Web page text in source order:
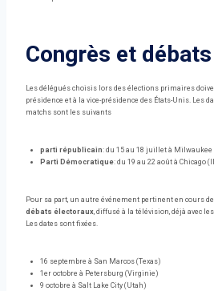
Congrès et
Les délégués choisis lors des élections primaires
présidence et à la vice-présidence des États-Unis. Les
matchs sont les suivants
parti républicain: du 15 au 18 juillet à
Parti Démocratique: du 19 au 22 août à Chicago
Pour sa part, un autre événement pertinent en cours de
débats électoraux, diffusé à la télévision, déjà avec
Les dates sont fixées.
16 septembre à San Marcos (Texas)
1er octobre à Petersburg (Virginie)
9 octobre à Salt Lake City (Utah)